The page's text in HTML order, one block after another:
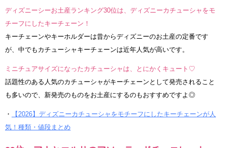
ディズニーシーお土産ランキング30位は、ディズニーカチューシャをモ
チーフにしたキーチェーン！
キーチェーンやキーホルダーは昔からディズニーのお土産の定番です
が、中でもカチューシャキーチェーンは近年人気が高いです。
ミニチュアサイズになったカチューシャは、とにかくキュート♡
話題性のある人気のカチューシャがキーチェーンとして発売されること
も多いので、新発売のものをお土産にするのもおすすめですよ◎
・
【2026】ディズニーカチューシャをモチーフにしたキーチェーンが人
気！種類・値段まとめ